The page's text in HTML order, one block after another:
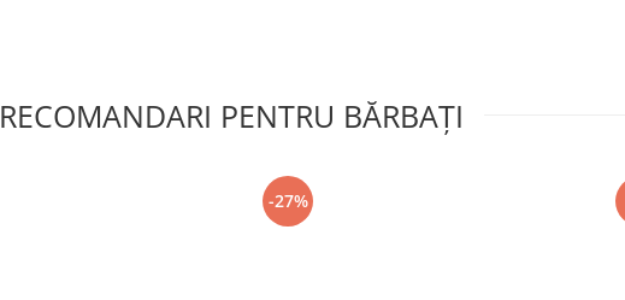
RECOMANDARI PENTRU BĂRBAŢI
-27%